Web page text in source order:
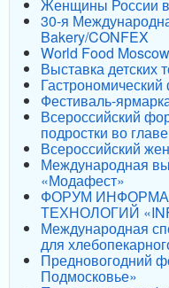
Женщины России
30-я
Bakery/CONFEX
World Food
Выставка детских
Фестиваль-
Всероссийский
подростки во
Всероссийский
Международная
«Модафест»
ФОРУМ
ТЕХНОЛОГИЙ
Международная
для
Предновогодний
Подмосковье»